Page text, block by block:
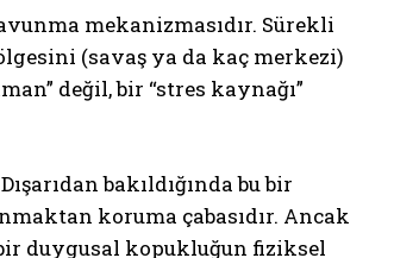
mekanizmasıdır. Sürekli
(savaş ya da kaç merkezi)
değil, bir “stres kaynağı”
bakıldığında bu bir
koruma çabasıdır. Ancak
duygusal kopukluğun fiziksel